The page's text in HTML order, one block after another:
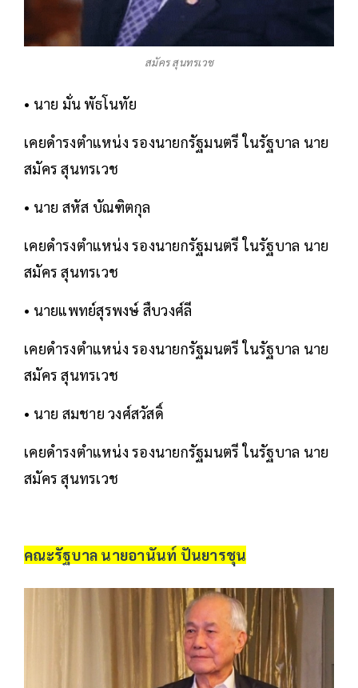
สมัคร สุนทรเวช
• นาย มั่น พัธโนทัย
เคยดำรงตำแหน่ง รองนายกรัฐมนตรี ในรัฐบาล นาย
สมัคร สุนทรเวช
• นาย สหัส บัณฑิตกุล
เคยดำรงตำแหน่ง รองนายกรัฐมนตรี ในรัฐบาล นาย
สมัคร สุนทรเวช
• นายแพทย์สุรพงษ์ สืบวงศ์ลี
เคยดำรงตำแหน่ง รองนายกรัฐมนตรี ในรัฐบาล นาย
สมัคร สุนทรเวช
• นาย สมชาย วงศ์สวัสดิ์
เคยดำรงตำแหน่ง รองนายกรัฐมนตรี ในรัฐบาล นาย
สมัคร สุนทรเวช
คณะรัฐบาล นายอานันท์ ปันยารชุน